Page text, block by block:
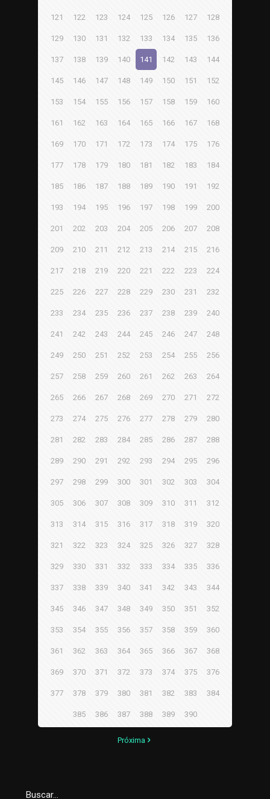
121 122 123 124 125 126 127 128
129 130 131 132 133 134 135 136
137 138 139 140 141 142 143 144
145 146 147 148 149 150 151 152
153 154 155 156 157 158 159 160
161 162 163 164 165 166 167 168
169 170 171 172 173 174 175 176
177 178 179 180 181 182 183 184
185 186 187 188 189 190 191 192
193 194 195 196 197 198 199 200
201 202 203 204 205 206 207 208
209 210 211 212 213 214 215 216
217 218 219 220 221 222 223 224
225 226 227 228 229 230 231 232
233 234 235 236 237 238 239 240
241 242 243 244 245 246 247 248
249 250 251 252 253 254 255 256
257 258 259 260 261 262 263 264
265 266 267 268 269 270 271 272
273 274 275 276 277 278 279 280
281 282 283 284 285 286 287 288
289 290 291 292 293 294 295 296
297 298 299 300 301 302 303 304
305 306 307 308 309 310 311 312
313 314 315 316 317 318 319 320
321 322 323 324 325 326 327 328
329 330 331 332 333 334 335 336
337 338 339 340 341 342 343 344
345 346 347 348 349 350 351 352
353 354 355 356 357 358 359 360
361 362 363 364 365 366 367 368
369 370 371 372 373 374 375 376
377 378 379 380 381 382 383 384
385 386 387 388 389 390
Próxima